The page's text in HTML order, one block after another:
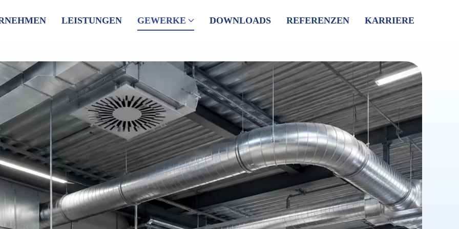
LEISTUNGEN GEWERKE DOWNLOADS REFERENZEN KARRIERE